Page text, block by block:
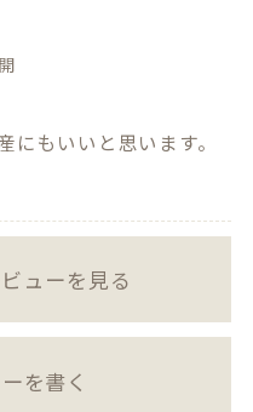
にもいいと思います。
ューを見る
を書く